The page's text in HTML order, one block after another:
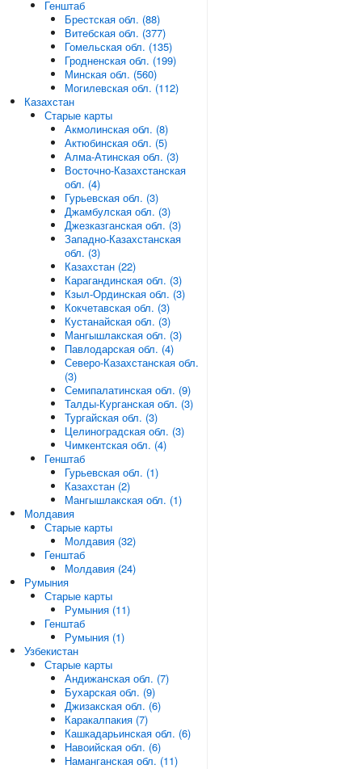
Генштаб
Брестская обл. (88)
Витебская обл. (377)
Гомельская обл. (135)
Гродненская обл. (199)
Минская обл. (560)
Могилевская обл. (112)
Казахстан
Старые карты
Акмолинская обл. (8)
Актюбинская обл. (5)
Алма-Атинская обл. (3)
Восточно-Казахстанская
обл. (4)
Гурьевская обл. (3)
Джамбулская обл. (3)
Джезказганская обл. (3)
Западно-Казахстанская
обл. (3)
Казахстан (22)
Карагандинская обл. (3)
Кзыл-Ординская обл. (3)
Кокчетавская обл. (3)
Кустанайская обл. (3)
Мангышлакская обл. (3)
Павлодарская обл. (4)
Северо-Казахстанская обл.
(3)
Семипалатинская обл. (9)
Талды-Курганская обл. (3)
Тургайская обл. (3)
Целиноградская обл. (3)
Чимкентская обл. (4)
Генштаб
Гурьевская обл. (1)
Казахстан (2)
Мангышлакская обл. (1)
Молдавия
Старые карты
Молдавия (32)
Генштаб
Молдавия (24)
Румыния
Старые карты
Румыния (11)
Генштаб
Румыния (1)
Узбекистан
Старые карты
Андижанская обл. (7)
Бухарская обл. (9)
Джизакская обл. (6)
Каракалпакия (7)
Кашкадарьинская обл. (6)
Навоийская обл. (6)
Наманганская обл. (11)